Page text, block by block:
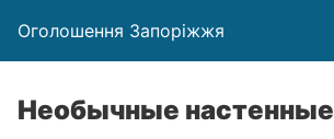
Оголошення Запоріжжя
Необычные настенные